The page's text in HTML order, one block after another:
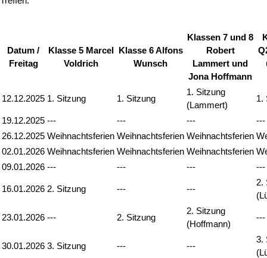
Datum /
Freitag
Klasse 5 Marcel
Voldrich
Klasse 6 Alfons
Wunsch
Klassen 7 und 8
Robert
Lammert und
Jona Hoffmann
12.12.2025 1. Sitzung 1. Sitzung
1. Sitzung
(Lammert)
1.
19.12.2025 --- --- ---
---
26.12.2025 Weihnachtsferien Weihnachtsferien Weihnachtsferien
02.01.2026 Weihnachtsferien Weihnachtsferien Weihnachtsferien
09.01.2026 --- --- --- ---
16.01.2026 2. Sitzung --- ---
2.
23.01.2026 --- 2. Sitzung
2. Sitzung
(Hoffmann)
---
30.01.2026 3. Sitzung --- ---
3.